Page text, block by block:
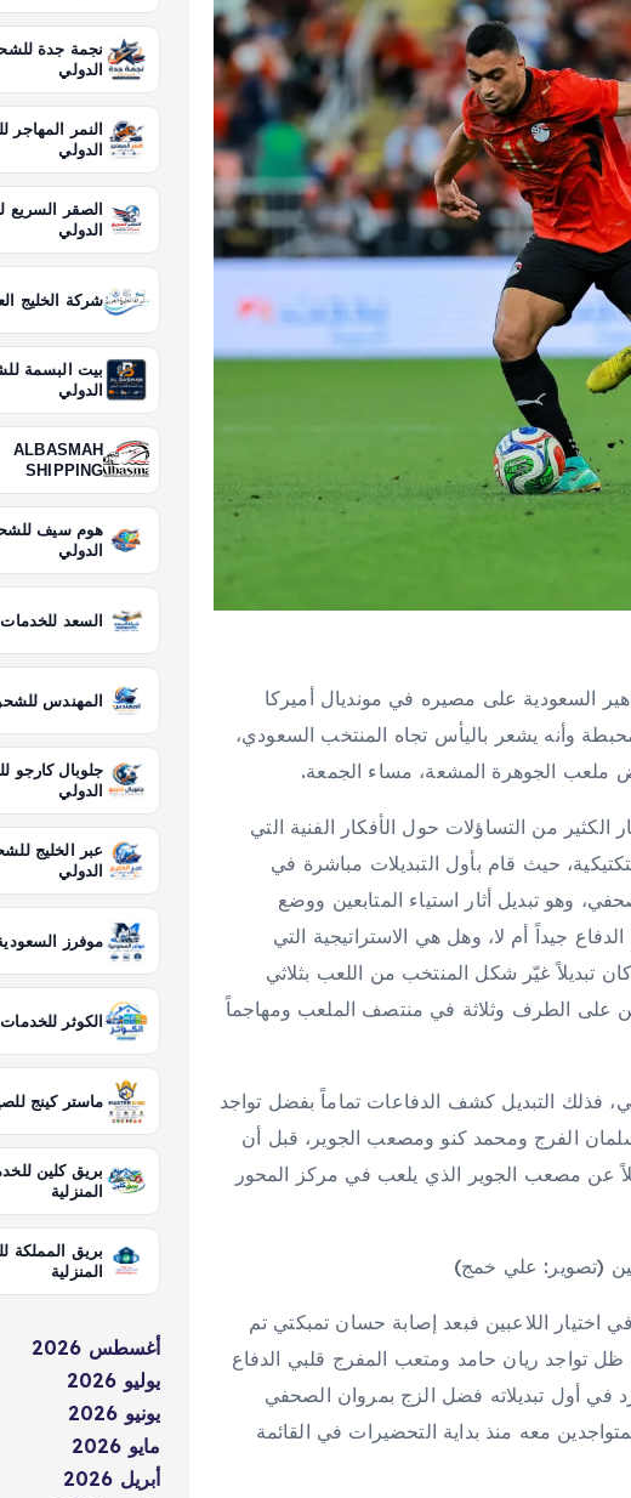
السعودية على مصيره في مونديال أميركا
وأنه يشعر باليأس تجاه المنتخب السعودي،
ملعب الجوهرة المشعة، مساء الجمعة.
من التساؤلات حول الأفكار الفنية التي
حيث قام بأول التبديلات مباشرة في
وهو تبديل أثار استياء المتابعين ووضع
جيداً أم لا، وهل هي الاستراتيجية التي
تبديلاً غيّر شكل المنتخب من اللعب بثلاثي
على الطرف وثلاثة في منتصف الملعب ومهاجماً
فذلك التبديل كشف الدفاعات تماماً بفضل تواجد
سلمان الفرج ومحمد كنو ومصعب الجوير، قبل أن
عن مصعب الجوير الذي يلعب في مركز المحور
(تصوير: علي خمج)
اختيار اللاعبين فبعد إصابة حسان تمبكتي تم
تواجد ريان حامد ومتعب المفرج قلبي الدفاع
في أول تبديلاته فضل الزج بمروان الصحفي
معه منذ بداية التحضيرات في القائمة
نجمة جدة
الدولي
النمر المهاجر
الدولي
الصقر السريع
الدولي
شركة الخليج
بيت البسمة
الدولي
ALBASMAH
SHIPPING
هوم سيف
الدولي
السعد للخدمات
المهندس
جلوبال كارجو
الدولي
عبر الخليج
الدولي
موفرز
الكوثر للخدمات
ماستر كينج
بريق كلين
المنزلية
بريق المملكة
المنزلية
أغسطس 2026
يوليو 2026
يونيو 2026
مايو 2026
أبريل 2026